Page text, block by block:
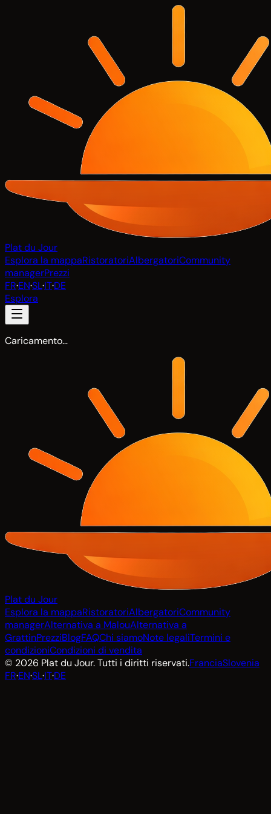
Plat du Jour
Esplora la mappaRistoratoriAlbergatoriCommunity
managerPrezzi
FR·EN·SL·IT·DE
Esplora
Caricamento…
Plat du Jour
Esplora la mappaRistoratoriAlbergatoriCommunity
managerAlternativa a MalouAlternativa a
GrattinPrezziBlogFAQChi siamoNote legaliTermini e
condizioniCondizioni di vendita
© 2026 Plat du Jour. Tutti i diritti riservati.FranciaSlovenia
FR·EN·SL·IT·DE